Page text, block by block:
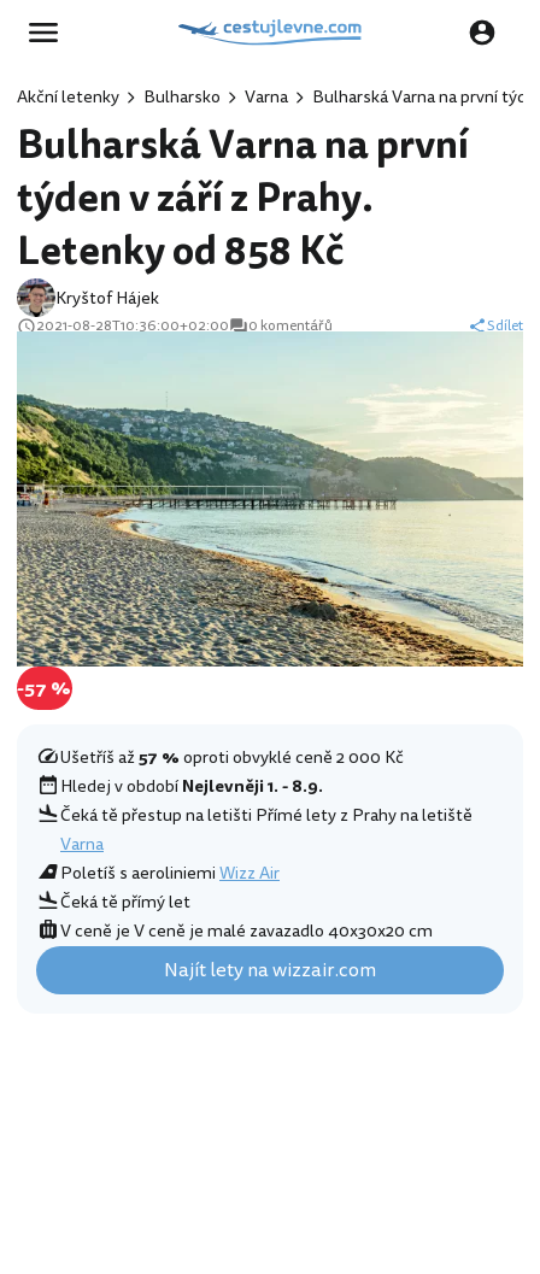
Akční letenky Bulharsko Varna Bulharská Varna na první
Bulharská Varna na první
týden v září z Prahy.
Letenky od 858 Kč
Kryštof Hájek
2021-08-28T10:36:00+02:00 0 komentářů Sdílet
-57 %
Ušetříš až57 %oproti obvyklé ceně 2 000 Kč
Hledej v obdobíNejlevněji 1. - 8.9.
Čeká tě přestup na letišti Přímé lety z Prahy na letiště
Varna
Poletíš s aeroliniemiWizz Air
Čeká tě přímý let
V ceně je V ceně je malé zavazadlo 40x30x20 cm
Najít lety na wizzair.com